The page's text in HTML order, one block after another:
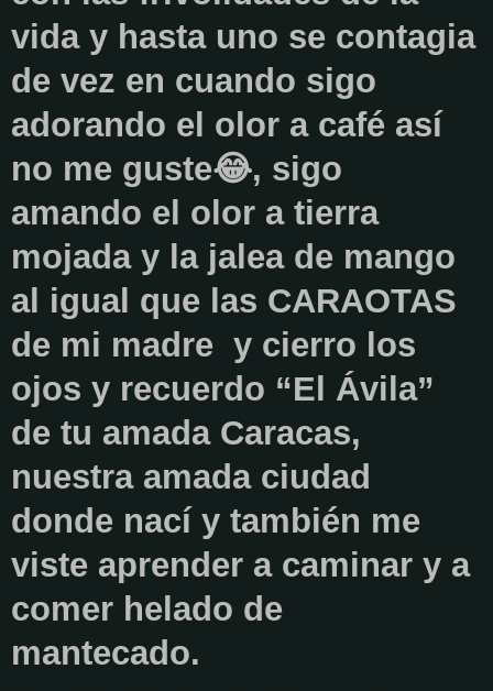
vida y hasta uno se contagia
de vez en cuando sigo
adorando el olor a café así
no me guste😂, sigo
amando el olor a tierra
mojada y la jalea de mango
al igual que las CARAOTAS
de mi madre y cierro los
ojos y recuerdo “El Ávila”
de tu amada Caracas,
nuestra amada ciudad
donde nací y también me
viste aprender a caminar y a
comer helado de
mantecado.